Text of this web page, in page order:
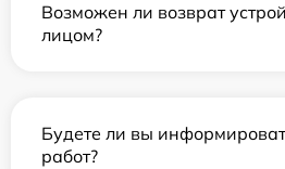
Возможен ли возврат
лицом?
Будете ли вы
работ?